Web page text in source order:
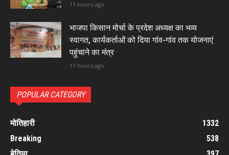
11 hours ago
भाजपा किसान मोर्चा के प्रदेश अध्यक्ष का भव्य
स्वागत, कार्यकर्ताओं को दिया गांव-गांव तक योजनाएं
पहुंचाने का मंत्र
11 hours ago
POPULAR CATEGORY
मोतिहारी
1332
Breaking
538